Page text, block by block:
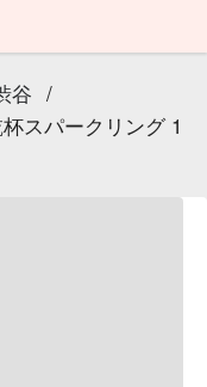
谷 /
スパークリング 1